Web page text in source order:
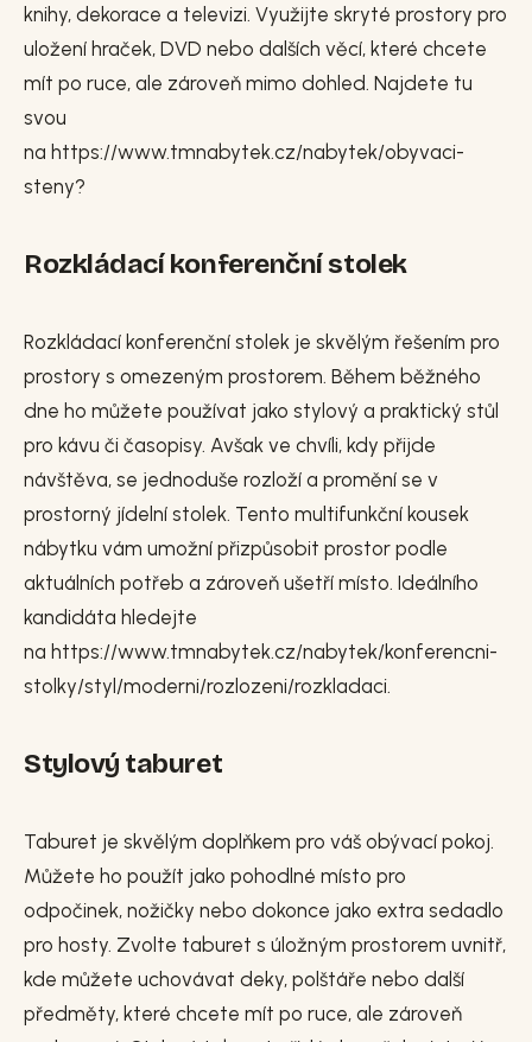
knihy, dekorace a televizi. Využijte skryté prostory pro
uložení hraček, DVD nebo dalších věcí, které chcete
mít po ruce, ale zároveň mimo dohled. Najdete tu
svou
na https://www.tmnabytek.cz/nabytek/obyvaci-
steny?
Rozkládací konferenční stolek
Rozkládací konferenční stolek je skvělým řešením pro
prostory s omezeným prostorem. Během běžného
dne ho můžete používat jako stylový a praktický stůl
pro kávu či časopisy. Avšak ve chvíli, kdy přijde
návštěva, se jednoduše rozloží a promění se v
prostorný jídelní stolek. Tento multifunkční kousek
nábytku vám umožní přizpůsobit prostor podle
aktuálních potřeb a zároveň ušetří místo. Ideálního
kandidáta hledejte
na https://www.tmnabytek.cz/nabytek/konferencni-
stolky/styl/moderni/rozlozeni/rozkladaci.
Stylový taburet
Taburet je skvělým doplňkem pro váš obývací pokoj.
Můžete ho použít jako pohodlné místo pro
odpočinek, nožičky nebo dokonce jako extra sedadlo
pro hosty. Zvolte taburet s úložným prostorem uvnitř,
kde můžete uchovávat deky, polštáře nebo další
předměty, které chcete mít po ruce, ale zároveň